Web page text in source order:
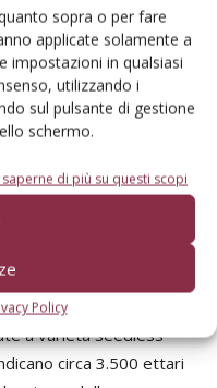
sopra o per fare
applicate solamente a
impostazioni in qualsiasi
utilizzando i
sul pulsante di gestione
schermo.
saperne di più su questi scopi
Policy
della frutticoltura,
e la mancanza di
alla propagazione
campo, con marze di
di varietà coperte da
attuato con
franca, senza
sono estesi anche al
e ne consegue.
a varietà seedless
circa 3.500 ettari